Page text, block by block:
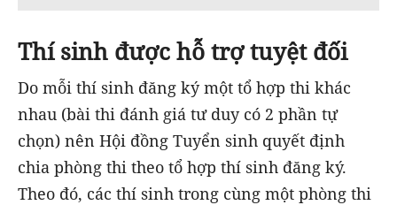
Thí sinh được hỗ trợ tuyệt đối
Do mỗi thí sinh đăng ký một tổ hợp thi khác
nhau (bài thi đánh giá tư duy có 2 phần tự
chọn) nên Hội đồng Tuyển sinh quyết định
chia phòng thi theo tổ hợp thí sinh đăng ký.
Theo đó, các thí sinh trong cùng một phòng thi